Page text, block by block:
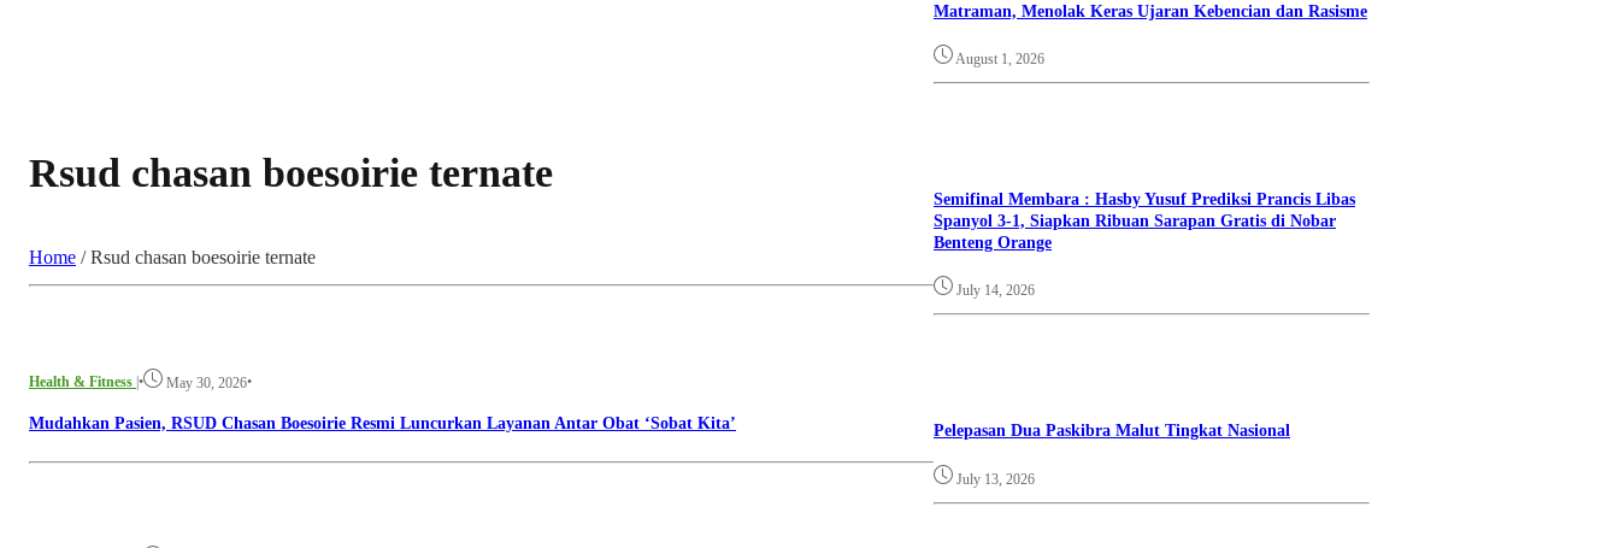
Rsud chasan boesoirie ternate
Home /Rsud chasan boesoirie ternate
Health & Fitness • May 30, 2026•
Mudahkan Pasien, RSUD Chasan Boesoirie Resmi Luncurkan Layanan Antar Obat ‘Sobat Kita’
Matraman, Menolak Keras Ujaran Kebencian dan Rasisme
August 1, 2026
Semifinal Membara : Hasby Yusuf Prediksi Prancis Libas
Spanyol 3-1, Siapkan Ribuan Sarapan Gratis di Nobar
Benteng Orange
July 14, 2026
Pelepasan Dua Paskibra Malut Tingkat Nasional
July 13, 2026